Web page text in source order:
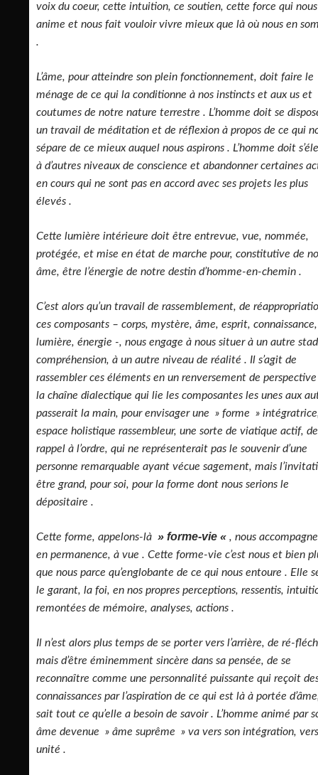
voix du coeur, cette intuition, ce soutien, cette force qui nous
anime et nous fait vouloir vivre mieux que là où nous en
.
L’âme, pour atteindre son plein fonctionnement, doit faire le
ménage de ce qui la conditionne à nos instincts et aux us et
coutumes de notre nature terrestre . L’homme doit se
un travail de méditation et de réflexion à propos de ce qui
sépare de ce mieux auquel nous aspirons . L’homme doit
à d’autres niveaux de conscience et abandonner certaines
en cours qui ne sont pas en accord avec ses projets les plus
élevés .
Cette lumière intérieure doit être entrevue, vue, nommée,
protégée, et mise en état de marche pour, constitutive de
âme, être l’énergie de notre destin d’homme-en-chemin .
C’est alors qu’un travail de rassemblement, de
ces composants – corps, mystère, âme, esprit, connaissance,
lumière, énergie -, nous engage à nous situer à un autre
compréhension, à un autre niveau de réalité . Il s’agit de
rassembler ces éléments en un renversement de
la chaîne dialectique qui lie les composantes les unes aux
passerait la main, pour envisager une » forme »
espace holistique rassembleur, une sorte de viatique actif, de
rappel à l’ordre, qui ne représenterait pas le souvenir d’une
personne remarquable ayant vécue sagement, mais
être grand, pour soi, pour la forme dont nous serions le
dépositaire .
Cette forme, appelons-là » forme-vie « , nous
en permanence, à vue . Cette forme-vie c’est nous et bien
que nous parce qu’englobante de ce qui nous entoure . Elle
le garant, la foi, en nos propres perceptions, ressentis,
remontées de mémoire, analyses, actions .
Il n’est alors plus temps de se porter vers l’arrière, de ré-
mais d’être éminemment sincère dans sa pensée, de se
reconnaître comme une personnalité puissante qui reçoit
connaissances par l’aspiration de ce qui est là à portée
sait tout ce qu’elle a besoin de savoir . L’homme animé par
âme devenue » âme suprême » va vers son intégration,
unité .